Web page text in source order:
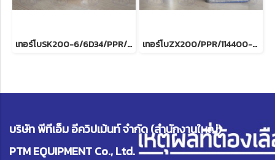
เทอร์โบSK200-6/6D34/PPR/ME44 เทอร์โบZX200/PPR/114400-3770
บริษัท พีทีเอ็ม อีควิปเม้นท์ จำกัด (สำนักงานใหญ่)
PTM EQUIPMENT Co., Ltd.